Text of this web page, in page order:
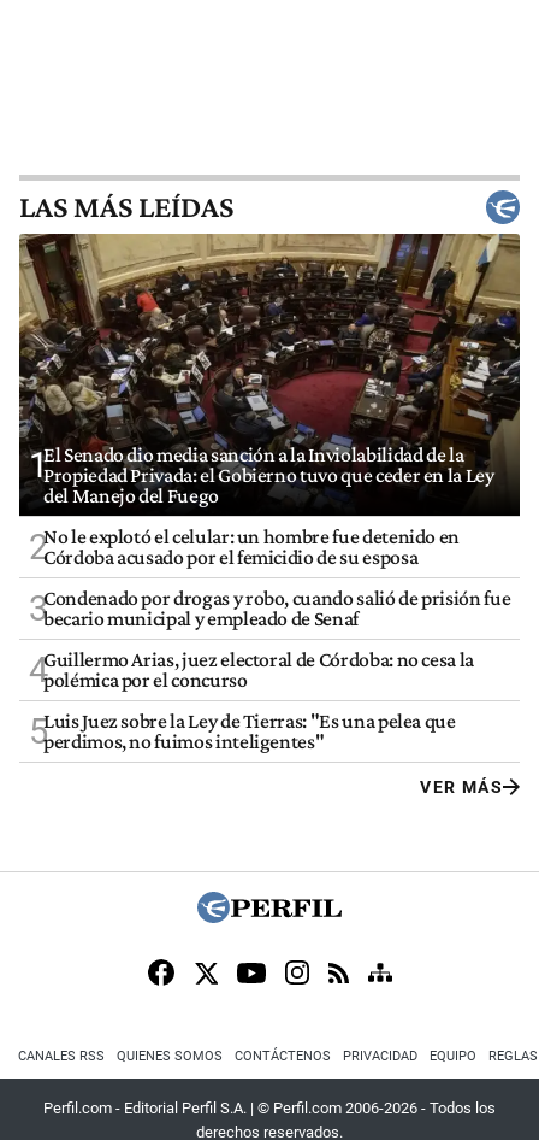
LAS MÁS LEÍDAS
1El Senado dio media sanción a la Inviolabilidad de la
Propiedad Privada: el Gobierno tuvo que ceder en la Ley
del Manejo del Fuego
2No le explotó el celular: un hombre fue detenido en
Córdoba acusado por el femicidio de su esposa
3Condenado por drogas y robo, cuando salió de prisión fue
becario municipal y empleado de Senaf
4Guillermo Arias, juez electoral de Córdoba: no cesa la
polémica por el concurso
5Luis Juez sobre la Ley de Tierras: "Es una pelea que
perdimos, no fuimos inteligentes"
VER MÁS
CANALES RSS QUIENES SOMOS CONTÁCTENOS PRIVACIDAD EQUIPO
Perfil.com - Editorial Perfil S.A. | © Perfil.com 2006-2026 - Todos los
derechos reservados.